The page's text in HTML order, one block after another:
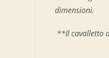
dimensioni.
**Il cavalletto